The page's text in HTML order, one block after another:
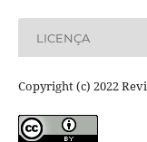
LICENÇA
Copyright (c) 2022